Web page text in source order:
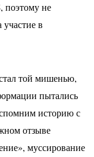
поэтому не
в
той мишенью,
пытались
историю с
отзыве
муссирование